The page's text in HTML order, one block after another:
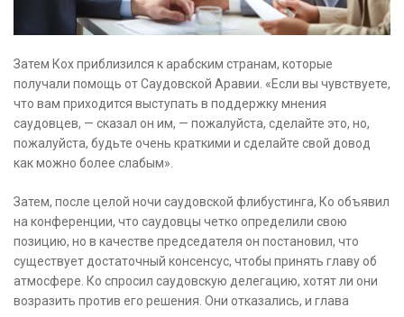
Затем Кох приблизился к арабским странам, которые
получали помощь от Саудовской Аравии. «Если вы чувствуете,
что вам приходится выступать в поддержку мнения
саудовцев, — сказал он им, — пожалуйста, сделайте это, но,
пожалуйста, будьте очень краткими и сделайте свой довод
как можно более слабым».
Затем, после целой ночи саудовской флибустинга, Ко объявил
на конференции, что саудовцы четко определили свою
позицию, но в качестве председателя он постановил, что
существует достаточный консенсус, чтобы принять главу об
атмосфере. Ко спросил саудовскую делегацию, хотят ли они
возразить против его решения. Они отказались, и глава